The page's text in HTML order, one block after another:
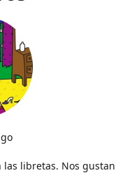
libretas. Nos gustan